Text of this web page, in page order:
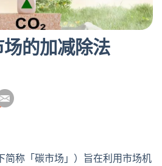
的加减除法
分
享
简称「碳市场」）旨在利用市场机